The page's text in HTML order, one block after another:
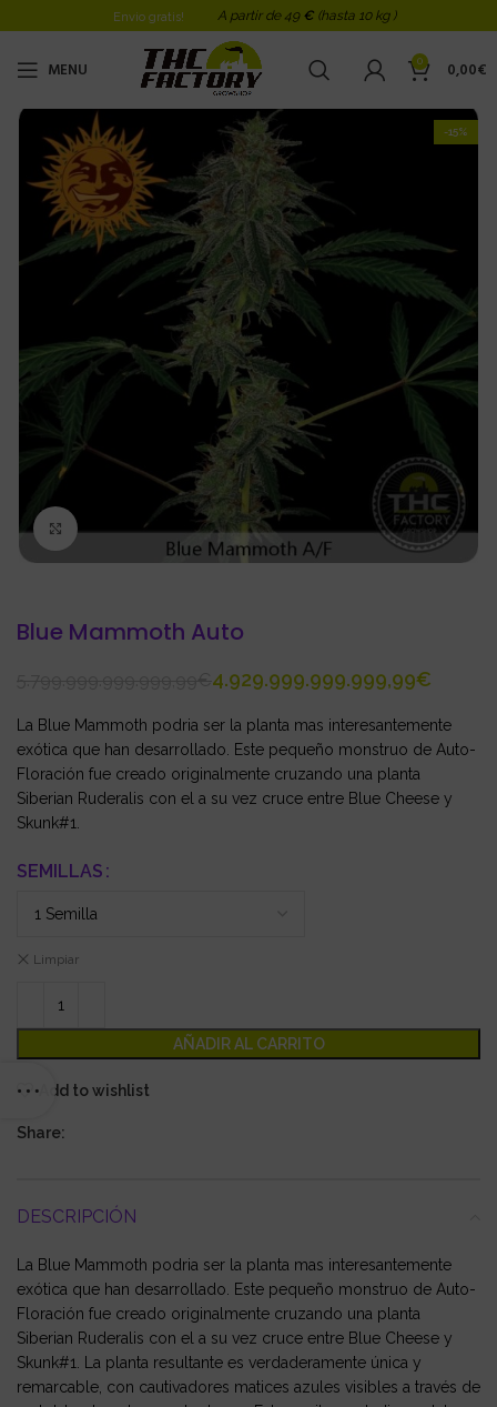
Envio gratis! A partir de 49 € (hasta 10 kg )
MENU 0 0,00€
-15%
Click to enlarge
Blue Mammoth Auto
4.929.999.999.999,99€
La Blue Mammoth podria ser la planta mas interesantemente
exótica que han desarrollado. Este pequeño monstruo de Auto-
Floración fue creado originalmente cruzando una planta
Siberian Ruderalis con el a su vez cruce entre Blue Cheese y
Skunk#1.
SEMILLAS
Limpiar
AÑADIR AL CARRITO
Add to wishlist
Share:
DESCRIPCIÓN
La Blue Mammoth podria ser la planta mas interesantemente
exótica que han desarrollado. Este pequeño monstruo de Auto-
Floración fue creado originalmente cruzando una planta
Siberian Ruderalis con el a su vez cruce entre Blue Cheese y
Skunk#1. La planta resultante es verdaderamente única y
remarcable, con cautivadores matices azules visibles a través de